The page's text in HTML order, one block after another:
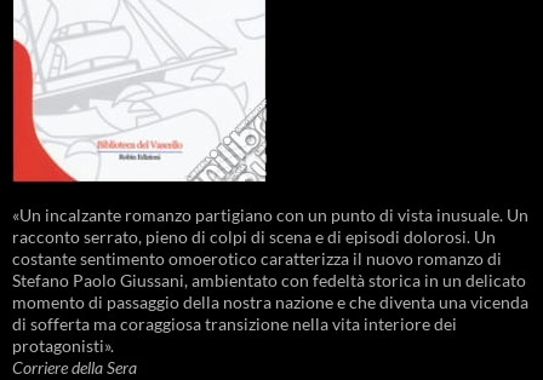
«Un incalzante romanzo partigiano con un punto di vista inusuale. Un
racconto serrato, pieno di colpi di scena e di episodi dolorosi. Un
costante sentimento omoerotico caratterizza il nuovo romanzo di
Stefano Paolo Giussani, ambientato con fedeltà storica in un delicato
momento di passaggio della nostra nazione e che diventa una vicenda
di sofferta ma coraggiosa transizione nella vita interiore dei
protagonisti».
Corriere della Sera